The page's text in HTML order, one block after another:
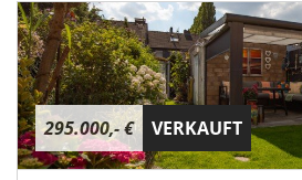
295.000,- € VERKAUFT